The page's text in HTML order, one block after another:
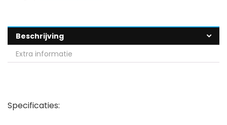
Beschrijving
Extra informatie
Specificaties: